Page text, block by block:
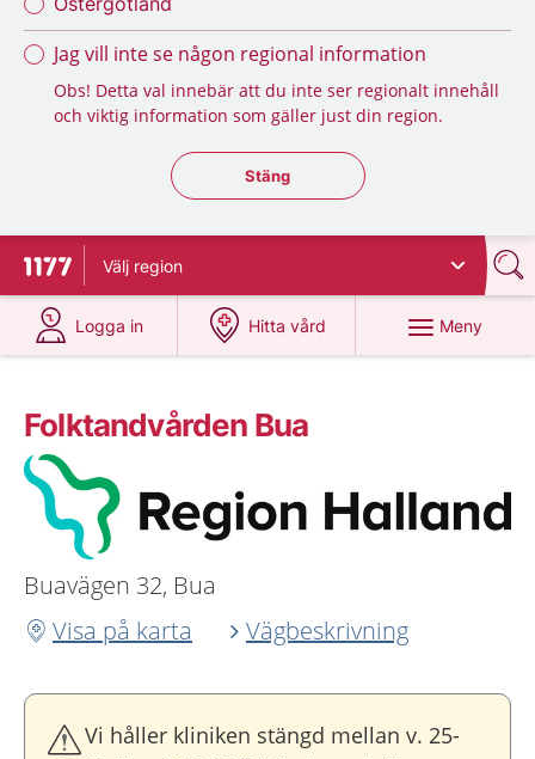
Jag vill inte se någon regional information
Obs! Detta val innebär att du inte ser regionalt innehåll
och viktig information som gäller just din region.
Stäng regionsväljaren
Stäng
Till startsidan för 1177
Välj region
Logga in
på 1177.se
Hitta vård
på 1177.se
Meny
Folktandvården Bua
Buavägen 32, Bua
Visa på karta
Vägbeskrivning
Vi håller kliniken stängd mellan v. 25-